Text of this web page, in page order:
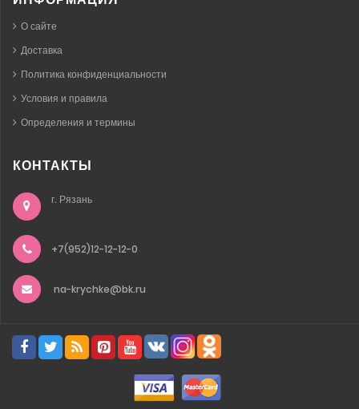
О сайте
Доставка
Политика конфиденциальности
Условия и правила
Определения и термины
КОНТАКТЫ
г. Рязань
+7(952)12-12-12-0
na-krychke@bk.ru